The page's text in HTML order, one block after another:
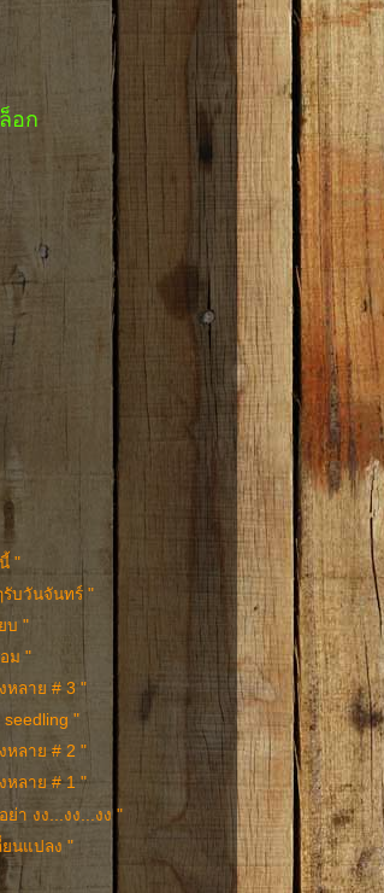
อก
"
รับวันจันทร์ "
บ "
ม "
หลาย # 3 "
seedling "
หลาย # 2 "
หลาย # 1 "
ย่า งง...งง...งง "
ยนแปลง "